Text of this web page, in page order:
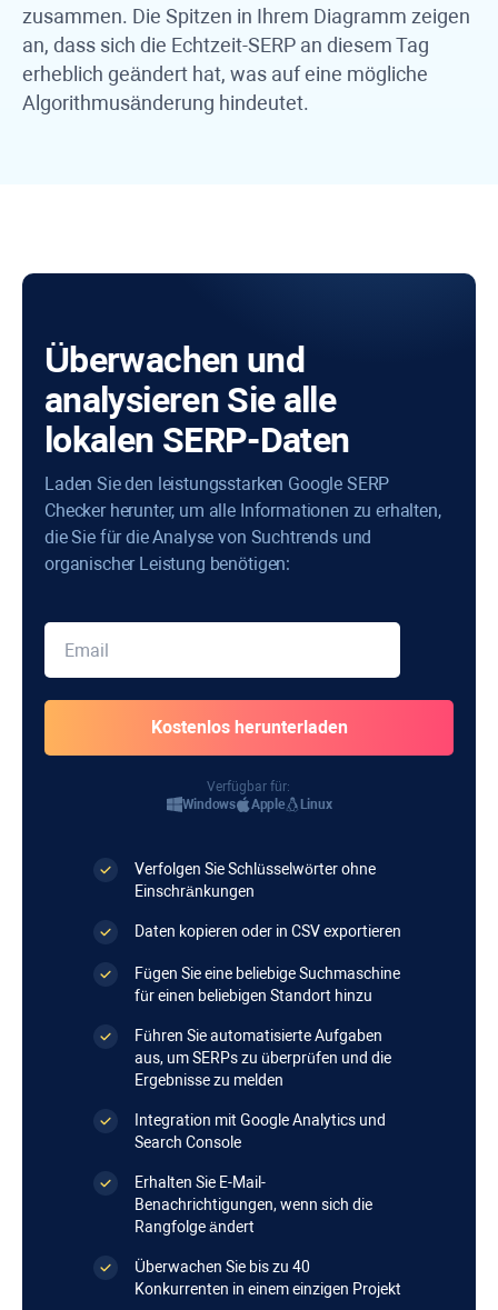
zusammen. Die Spitzen in Ihrem Diagramm zeigen
an, dass sich die Echtzeit-SERP an diesem Tag
erheblich geändert hat, was auf eine mögliche
Algorithmusänderung hindeutet.
Überwachen und
analysieren Sie alle
lokalen SERP-Daten
Laden Sie den leistungsstarken Google SERP
Checker herunter, um alle Informationen zu erhalten,
die Sie für die Analyse von Suchtrends und
organischer Leistung benötigen:
Verfügbar für:
Windows
Apple Linux
Verfolgen Sie Schlüsselwörter ohne
Einschränkungen
Daten kopieren oder in CSV exportieren
Fügen Sie eine beliebige Suchmaschine
für einen beliebigen Standort hinzu
Führen Sie automatisierte Aufgaben
aus, um SERPs zu überprüfen und die
Ergebnisse zu melden
Integration mit Google Analytics und
Search Console
Erhalten Sie E-Mail-
Benachrichtigungen, wenn sich die
Rangfolge ändert
Überwachen Sie bis zu 40
Konkurrenten in einem einzigen Projekt